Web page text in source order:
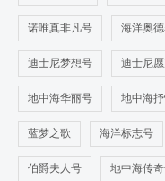
诺唯真非凡号 海洋奥
迪士尼梦想号 迪士尼
地中海华丽号 地中海
蓝梦之歌 海洋标志号
伯爵夫人号 地中海传